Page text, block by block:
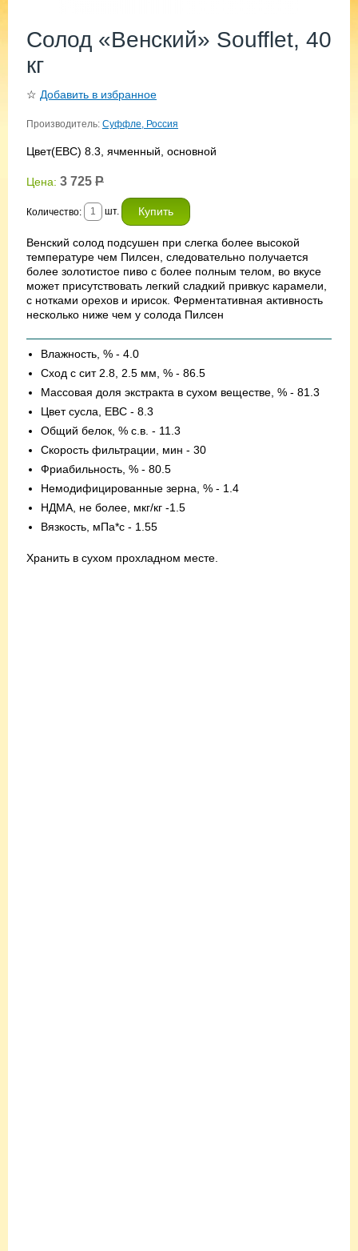
Солод «Венский» Soufflet, 40
кг
☆ Добавить в избранное
Производитель: Суффле, Россия
Цвет(EBC) 8.3, ячменный, основной
Цена: 3 725 Р
Количество: шт.
Венский солод подсушен при слегка более высокой
температуре чем Пилсен, следовательно получается
более золотистое пиво с более полным телом, во вкусе
может присутствовать легкий сладкий привкус карамели,
с нотками орехов и ирисок. Ферментативная активность
несколько ниже чем у солода Пилсен
Влажность, % - 4.0
Сход с сит 2.8, 2.5 мм, % - 86.5
Массовая доля экстракта в сухом веществе, % - 81.3
Цвет сусла, ЕВС - 8.3
Общий белок, % с.в. - 11.3
Скорость фильтрации, мин - 30
Фриабильность, % - 80.5
Немодифицированные зерна, % - 1.4
НДМА, не более, мкг/кг -1.5
Вязкость, мПа*с - 1.55
Хранить в сухом прохладном месте.